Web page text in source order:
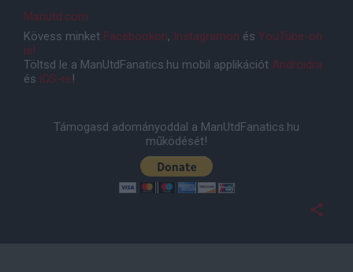
Manutd.com
Kövess minket Facebookon, Instagramon és YouTube-on
is!
Töltsd le a ManUtdFanatics.hu mobil applikációt Androidra
és iOS-re!
Támogasd adományoddal a ManUtdFanatics.hu
működését!